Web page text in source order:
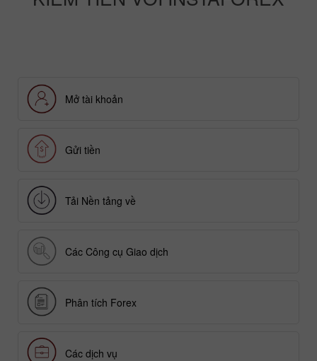
Mở tài khoản
Gửi tiền
Tải Nền tảng về
Các Công cụ Giao dịch
Phân tích Forex
Các dịch vụ